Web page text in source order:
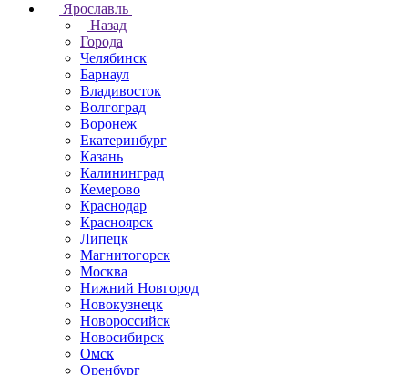
Ярославль
Назад
Города
Челябинск
Барнаул
Владивосток
Волгоград
Воронеж
Екатеринбург
Казань
Калининград
Кемерово
Краснодар
Красноярск
Липецк
Магнитогорск
Москва
Нижний Новгород
Новокузнецк
Новороссийск
Новосибирск
Омск
Оренбург